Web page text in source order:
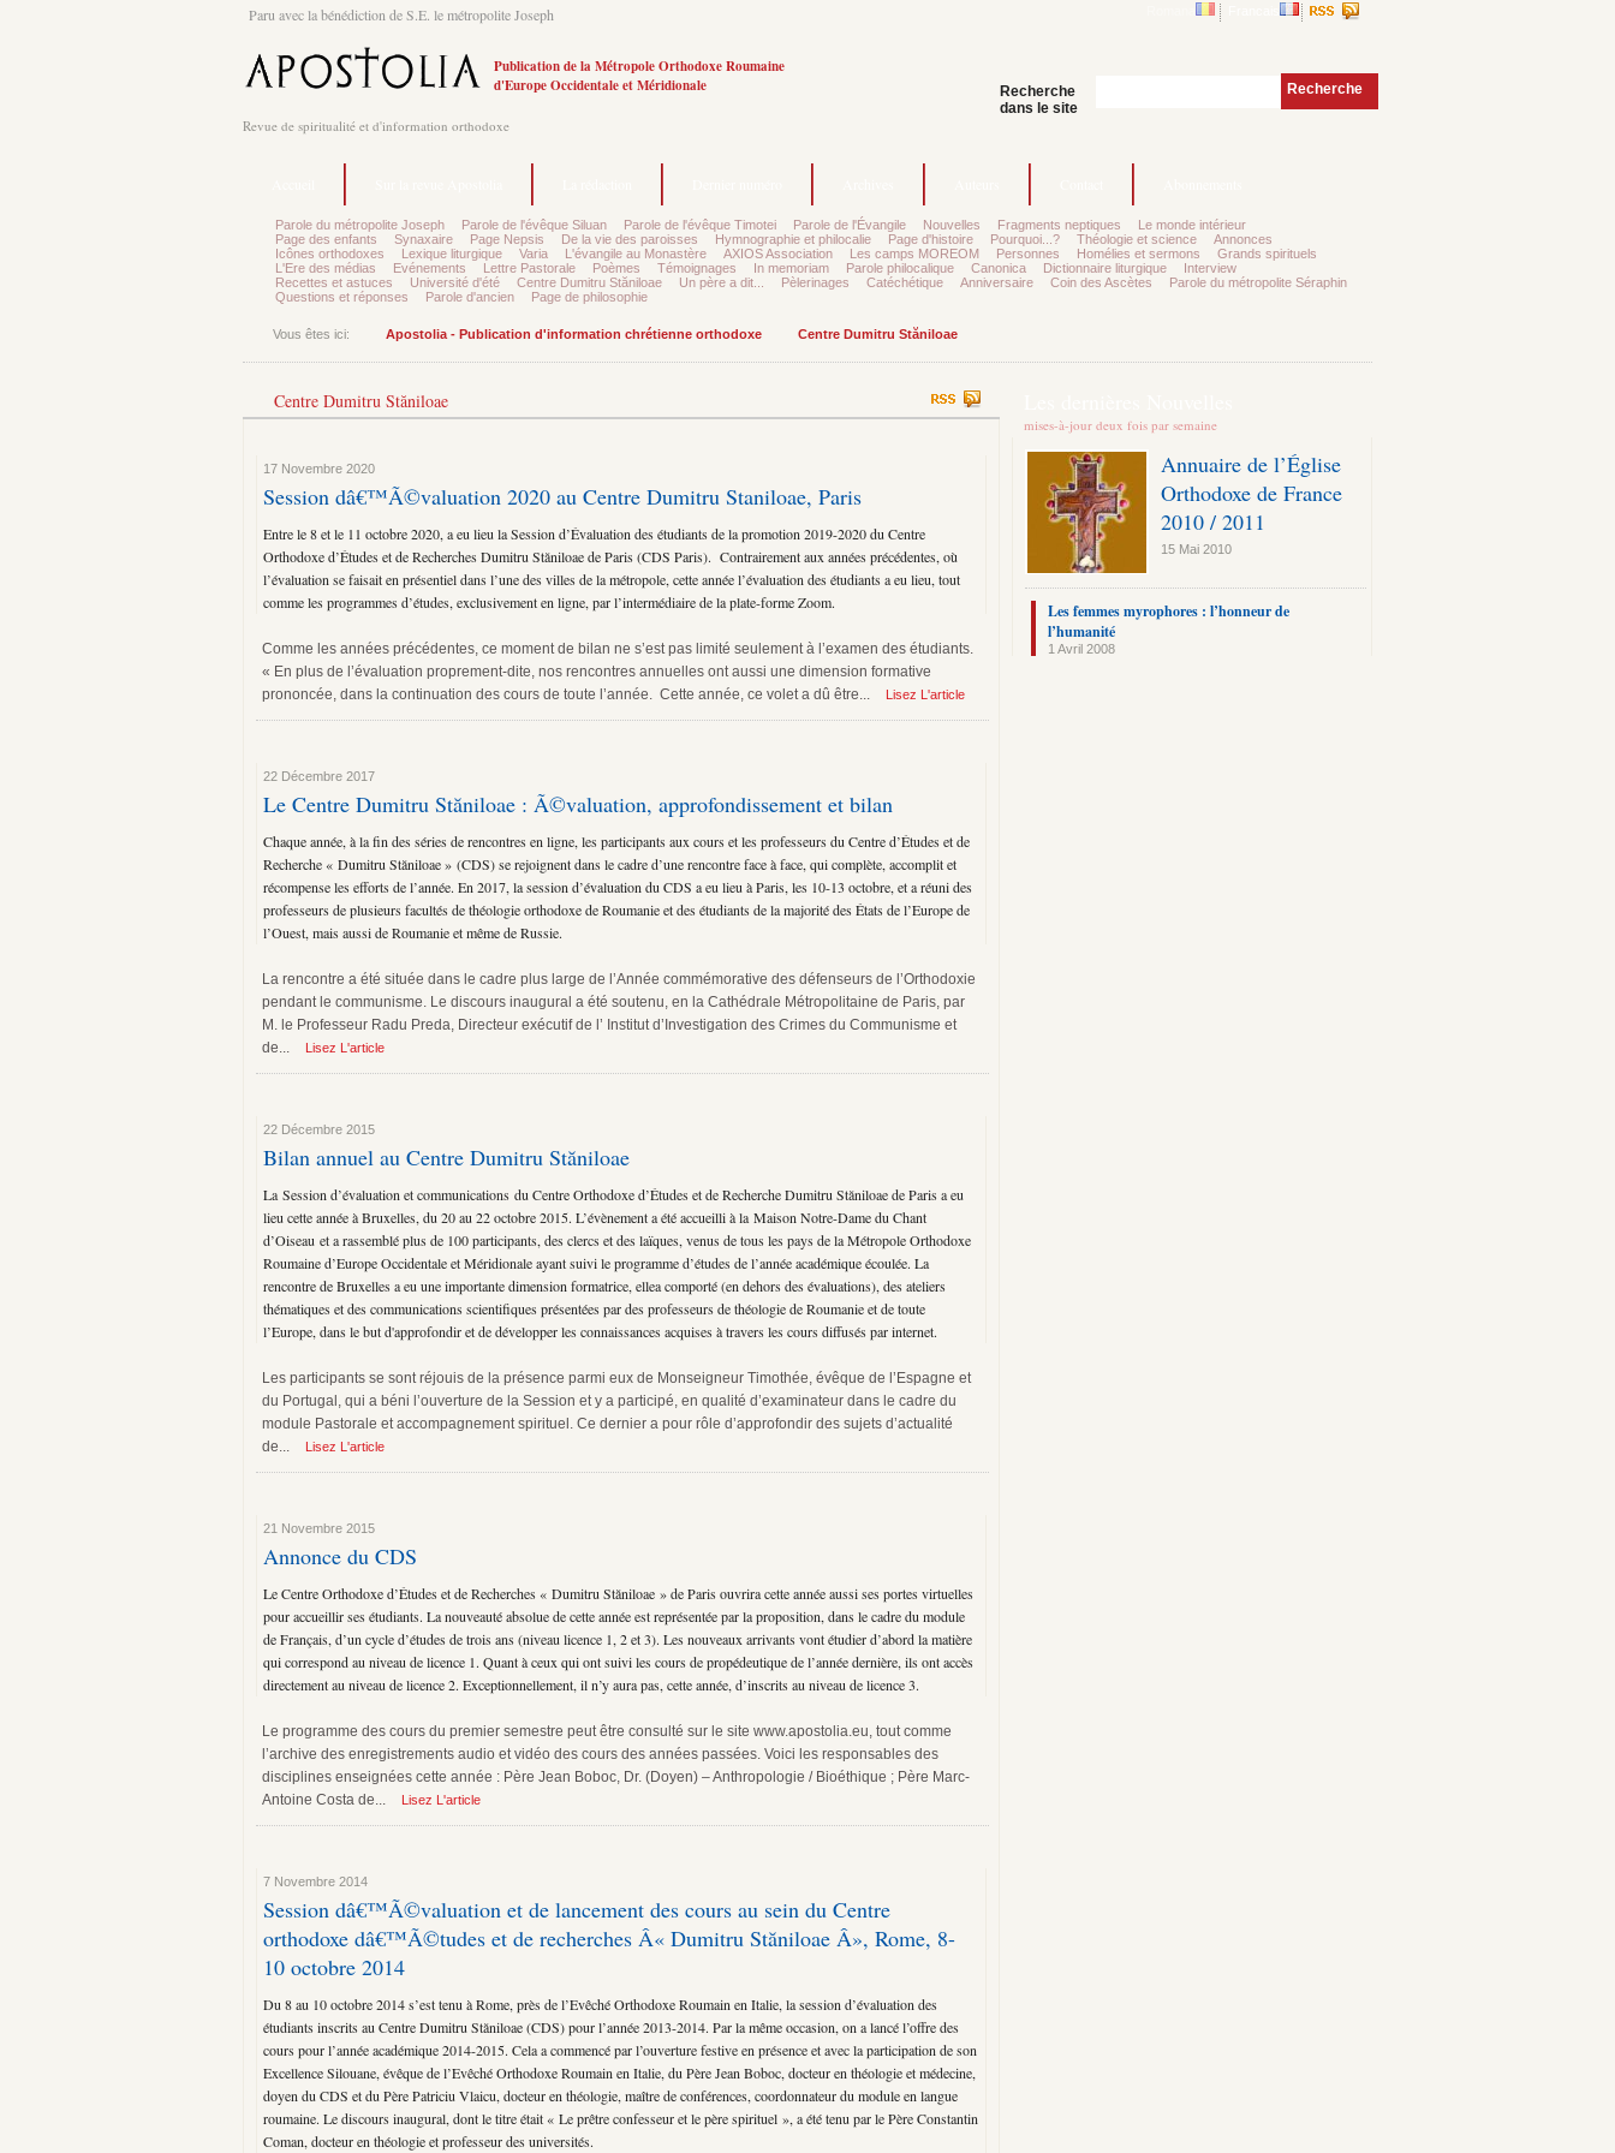
Paru avec la bénédiction de S.E. le métropolite Joseph
Publication de la Métropole Orthodoxe Roumaine
d'Europe Occidentale et Méridionale
Revue de spiritualité et d'information orthodoxe
Recherche
dans le site
Recherche
Parole du métropolite Joseph Parole de l'évêque Siluan Parole de l'évêque Timotei Parole de l'Évangile Nouvelles Fragments neptiques
Le monde intérieur
Page des enfants
Synaxaire Page Nepsis De la vie des paroisses Hymnographie et philocalie Page d'histoire Pourquoi...? Théologie et science
Annonces
Icônes orthodoxes
Lexique liturgique Varia L'évangile au Monastère AXIOS Association Les camps MOREOM Personnes Homélies et sermons
Grands spirituels
L'Ere des médias
Evénements Lettre Pastorale Poèmes Témoignages In memoriam Parole philocalique Canonica Dictionnaire liturgique
Interview
Recettes et astuces
Université d'été Centre Dumitru Stăniloae Un père a dit... Pèlerinages Catéchétique Anniversaire Coin des Ascètes
Parole du métropolite Séraphin
Questions et réponses
Parole d'ancien Page de philosophie
Vous êtes ici: Apostolia - Publication d'information chrétienne orthodoxe Centre Dumitru Stăniloae
Centre Dumitru Stăniloae
17 Novembre 2020
Session dâ€™Ã©valuation 2020 au Centre Dumitru Staniloae, Paris
Entre le 8 et le 11 octobre 2020, a eu lieu la Session d’Évaluation des étudiants de la promotion 2019-2020 du Centre
Orthodoxe d’Études et de Recherches Dumitru Stăniloae de Paris (CDS Paris). Contrairement aux années précédentes, où
l’évaluation se faisait en présentiel dans l’une des villes de la métropole, cette année l’évaluation des étudiants a eu lieu, tout
comme les programmes d’études, exclusivement en ligne, par l’intermédiaire de la plate-forme Zoom.
Comme les années précédentes, ce moment de bilan ne s’est pas limité seulement à l’examen des étudiants.
« En plus de l’évaluation proprement-dite, nos rencontres annuelles ont aussi une dimension formative
prononcée, dans la continuation des cours de toute l’année. Cette année, ce volet a dû être...
Lisez L'article
22 Décembre 2017
Le Centre Dumitru Stăniloae : Ã©valuation, approfondissement et bilan
Chaque année, à la fin des séries de rencontres en ligne, les participants aux cours et les professeurs du Centre d’Études et de
Recherche « Dumitru Stăniloae » (CDS) se rejoignent dans le cadre d’une rencontre face à face, qui complète, accomplit et
récompense les efforts de l’année. En 2017, la session d’évaluation du CDS a eu lieu à Paris, les 10-13 octobre, et a réuni des
professeurs de plusieurs facultés de théologie orthodoxe de Roumanie et des étudiants de la majorité des États de l’Europe de
l’Ouest, mais aussi de Roumanie et même de Russie.
La rencontre a été située dans le cadre plus large de l’Année commémorative des défenseurs de l’Orthodoxie
pendant le communisme. Le discours inaugural a été soutenu, en la Cathédrale Métropolitaine de Paris, par
M. le Professeur Radu Preda, Directeur exécutif de l’ Institut d’Investigation des Crimes du Communisme et
de...
Lisez L'article
22 Décembre 2015
Bilan annuel au Centre Dumitru Stăniloae
La Session d’évaluation et communications du Centre Orthodoxe d’Études et de Recherche Dumitru Stăniloae de Paris a eu
lieu cette année à Bruxelles, du 20 au 22 octobre 2015. L’évènement a été accueilli à la Maison Notre-Dame du Chant
d’Oiseau et a rassemblé plus de 100 participants, des clercs et des laïques, venus de tous les pays de la Métropole Orthodoxe
Roumaine d’Europe Occidentale et Méridionale ayant suivi le programme d’études de l’année académique écoulée. La
rencontre de Bruxelles a eu une importante dimension formatrice, ellea comporté (en dehors des évaluations), des ateliers
thématiques et des communications scientifiques présentées par des professeurs de théologie de Roumanie et de toute
l’Europe, dans le but d'approfondir et de développer les connaissances acquises à travers les cours diffusés par internet.
Les participants se sont réjouis de la présence parmi eux de Monseigneur Timothée, évêque de l’Espagne et
du Portugal, qui a béni l’ouverture de la Session et y a participé, en qualité d’examinateur dans le cadre du
module Pastorale et accompagnement spirituel. Ce dernier a pour rôle d’approfondir des sujets d’actualité
de...
Lisez L'article
21 Novembre 2015
Annonce du CDS
Le Centre Orthodoxe d’Études et de Recherches « Dumitru Stăniloae » de Paris ouvrira cette année aussi ses portes virtuelles
pour accueillir ses étudiants. La nouveauté absolue de cette année est représentée par la proposition, dans le cadre du module
de Français, d’un cycle d’études de trois ans (niveau licence 1, 2 et 3). Les nouveaux arrivants vont étudier d’abord la matière
qui correspond au niveau de licence 1. Quant à ceux qui ont suivi les cours de propédeutique de l’année dernière, ils ont accès
directement au niveau de licence 2. Exceptionnellement, il n’y aura pas, cette année, d’inscrits au niveau de licence 3.
Le programme des cours du premier semestre peut être consulté sur le site www.apostolia.eu, tout comme
l’archive des enregistrements audio et vidéo des cours des années passées. Voici les responsables des
disciplines enseignées cette année : Père Jean Boboc, Dr. (Doyen) – Anthropologie / Bioéthique ; Père Marc-
Antoine Costa de...
Lisez L'article
7 Novembre 2014
Session dâ€™Ã©valuation et de lancement des cours au sein du Centre
orthodoxe dâ€™Ã©tudes et de recherches Â« Dumitru Stăniloae Â», Rome, 8-
10 octobre 2014
Du 8 au 10 octobre 2014 s’est tenu à Rome, près de l’Evêché Orthodoxe Roumain en Italie, la session d’évaluation des
étudiants inscrits au Centre Dumitru Stăniloae (CDS) pour l’année 2013-2014. Par la même occasion, on a lancé l’offre des
cours pour l’année académique 2014-2015. Cela a commencé par l’ouverture festive en présence et avec la participation de son
Excellence Silouane, évêque de l’Evêché Orthodoxe Roumain en Italie, du Père Jean Boboc, docteur en théologie et médecine,
doyen du CDS et du Père Patriciu Vlaicu, docteur en théologie, maître de conférences, coordonnateur du module en langue
roumaine. Le discours inaugural, dont le titre était « Le prêtre confesseur et le père spirituel », a été tenu par le Père Constantin
Coman, docteur en théologie et professeur des universités.
mises-à-jour deux fois par semaine
Annuaire de l’Église
Orthodoxe de France
2010 / 2011
15 Mai 2010
Les femmes myrophores : l’honneur de
l’humanité
1 Avril 2008